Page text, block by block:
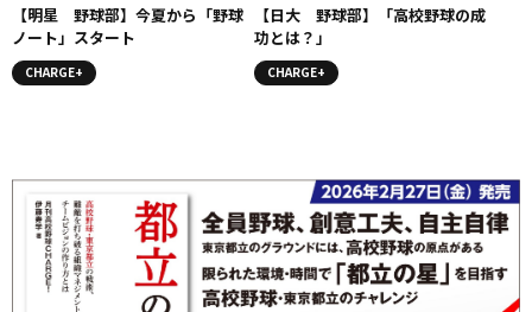
【明星 野球部】今夏から「野球
ノート」スタート
CHARGE+
【日大 野球部】「高校野球の成
功とは？」
CHARGE+